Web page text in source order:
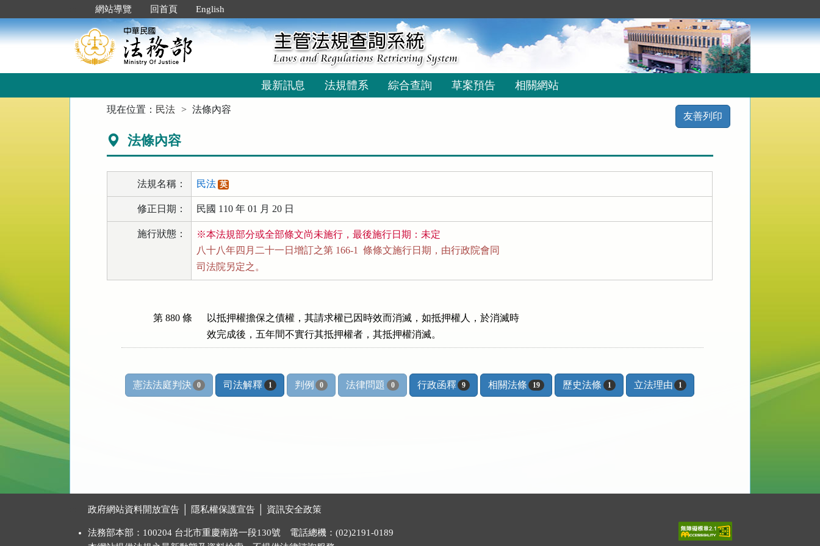
到
主
要
網站導覽 回首頁 English
最新訊息 法規體系 綜合查詢 草案預告 相關網站
現在位置： 民法 法條內容
友善列印
法條內容
法規名稱： 民法 英
修正日期： 民國 110 年 01 月 20 日
施行狀態：
※本法規部分或全部條文尚未施行，最後施行日期：未定
八十八年四月二十一日增訂之第 166-1  條條文施行日期，由行政院會同
司法院另定之。
第 880 條
以抵押權擔保之債權，其請求權已因時效而消滅，如抵押權人，於消滅時
效完成後，五年間不實行其抵押權者，其抵押權消滅。
憲法法庭判決 0 司法解釋 1 判例 0 法律問題 0 行政函釋 9 相關法條 19 歷史法條 1 立法理由 1
政府網站資料開放宣告 隱私權保護宣告 資訊安全政策
法務部本部：100204 台北市重慶南路一段130號 電話總機：(02)2191-0189